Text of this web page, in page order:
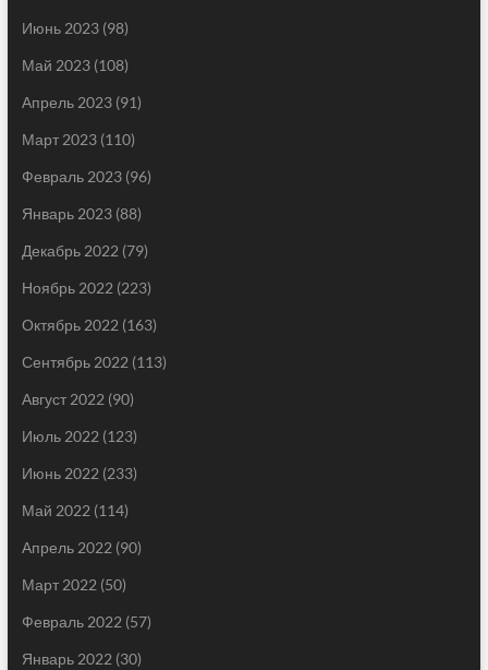
Июнь 2023(98)
Май 2023(108)
Апрель 2023(91)
Март 2023(110)
Февраль 2023(96)
Январь 2023(88)
Декабрь 2022 (79)
Ноябрь 2022 (223)
Октябрь 2022 (163)
Сентябрь 2022 (113)
Август 2022 (90)
Июль 2022 (123)
Июнь 2022 (233)
Май 2022 (114)
Апрель 2022 (90)
Март 2022 (50)
Февраль 2022 (57)
Январь 2022 (30)